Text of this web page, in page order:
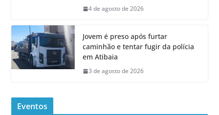
4 de agosto de 2026
Jovem é preso após furtar
caminhão e tentar fugir da polícia
em Atibaia
3 de agosto de 2026
Eventos